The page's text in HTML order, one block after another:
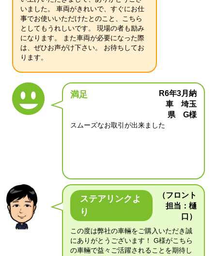
いました。 車両がきれいで、すぐにお仕
事でお使いいただけたとのこと、こちら
としてもうれしいです。 現場の者も励み
になります。 また車両が必要になった際
は、ぜひお声がけ下さい。 お待ちしてお
ります。
満足
R6年3月納
車 埼玉
県 G様
スムーズなお取引が出来ました
ステアリンクよ
り
（フロント
担当：樋
口）
この度は弊社の車輛をご購入いただき誠
にありがとうございます！ G様がこちら
の車輛で益々ご活躍されることを期待し